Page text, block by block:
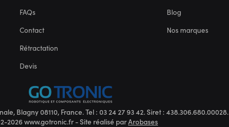
FAQs
Contact
Rétractation
Devis
Blog
Nos marques
Blagny 08110, France. Tel : 03 24 27 93 42. Siret : 438.306.680.00028.
2026 www.gotronic.fr - Site réalisé parArobases